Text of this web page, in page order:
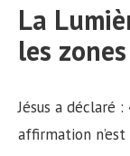
La
les
Jésus a déclaré
affirmation